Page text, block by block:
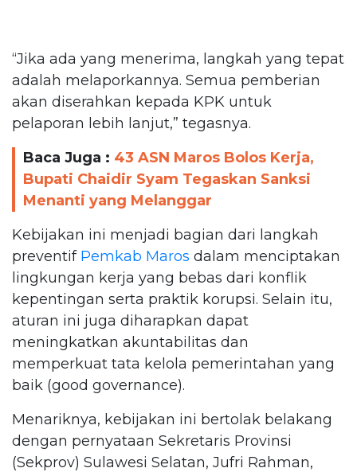
“Jika ada yang menerima, langkah yang tepat
adalah melaporkannya. Semua pemberian
akan diserahkan kepada KPK untuk
pelaporan lebih lanjut,” tegasnya.
Baca Juga : 43 ASN Maros Bolos Kerja,
Bupati Chaidir Syam Tegaskan Sanksi
Menanti yang Melanggar
Kebijakan ini menjadi bagian dari langkah
preventifPemkab Maros dalam menciptakan
lingkungan kerja yang bebas dari konflik
kepentingan serta praktik korupsi. Selain itu,
aturan ini juga diharapkan dapat
meningkatkan akuntabilitas dan
memperkuat tata kelola pemerintahan yang
baik (good governance).
Menariknya, kebijakan ini bertolak belakang
dengan pernyataan Sekretaris Provinsi
(Sekprov) Sulawesi Selatan, Jufri Rahman,